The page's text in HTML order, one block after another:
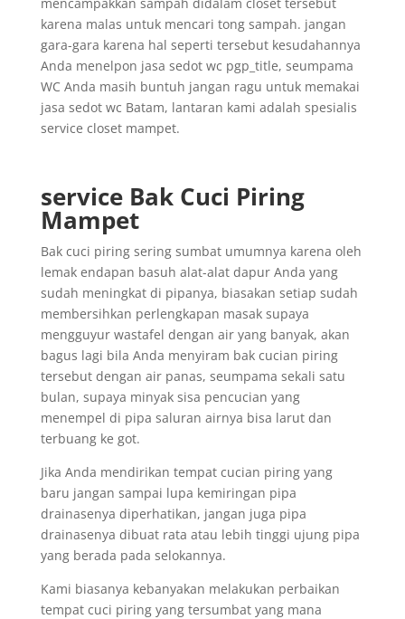
karena malas untuk mencari tong sampah. jangan
gara-gara karena hal seperti tersebut kesudahannya
Anda menelpon jasa sedot wc pgp_title, seumpama
WC Anda masih buntuh jangan ragu untuk memakai
jasa sedot wc Batam, lantaran kami adalah spesialis
service closet mampet.
service Bak Cuci Piring
Mampet
Bak cuci piring sering sumbat umumnya karena oleh
lemak endapan basuh alat-alat dapur Anda yang
sudah meningkat di pipanya, biasakan setiap sudah
membersihkan perlengkapan masak supaya
mengguyur wastafel dengan air yang banyak, akan
bagus lagi bila Anda menyiram bak cucian piring
tersebut dengan air panas, seumpama sekali satu
bulan, supaya minyak sisa pencucian yang
menempel di pipa saluran airnya bisa larut dan
terbuang ke got.
Jika Anda mendirikan tempat cucian piring yang
baru jangan sampai lupa kemiringan pipa
drainasenya diperhatikan, jangan juga pipa
drainasenya dibuat rata atau lebih tinggi ujung pipa
yang berada pada selokannya.
Kami biasanya kebanyakan melakukan perbaikan
tempat cuci piring yang tersumbat yang mana